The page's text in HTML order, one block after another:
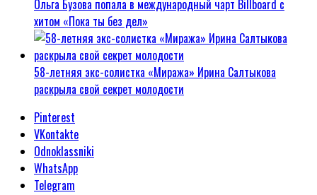
Ольга Бузова попала в международный чарт Billboard с
хитом «Пока ты без дел»
58-летняя экс-солистка «Миража» Ирина Салтыкова
раскрыла свой секрет молодости
Pinterest
VKontakte
Odnoklassniki
WhatsApp
Telegram